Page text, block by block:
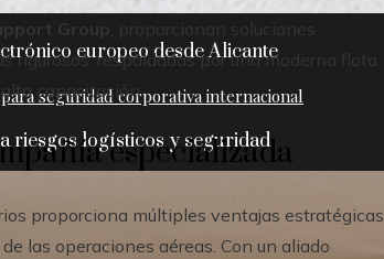
europeo desde Alicante
riesgos logísticos y seguridad
Group , proporcionan soluciones
respaldadas por una moderna flota
capacitación.
especializada
proporciona múltiples ventajas estratégicas
las operaciones aéreas. Con un aliado